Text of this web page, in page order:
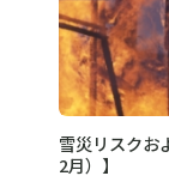
雪災リスクお
2月）】